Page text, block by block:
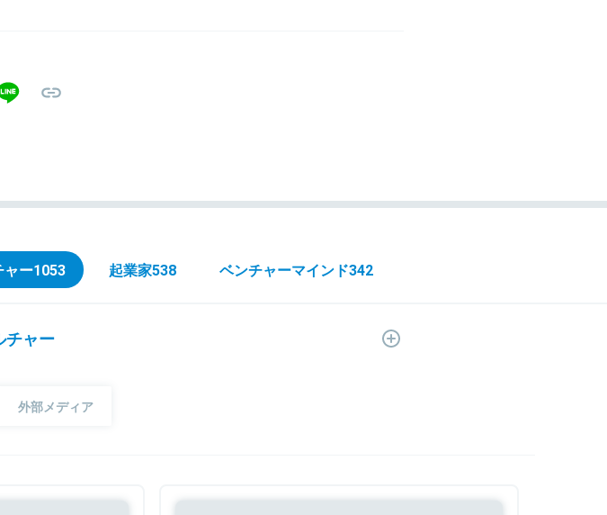
ャー1053 起業家538 ベンチャーマインド342
チャー
外部メディア